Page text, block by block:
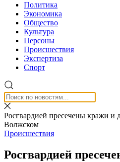
Политика
Экономика
Общество
Культура
Персоны
Происшествия
Экспертиза
Спорт
Росгвардией пресечены кражи и
Волжском
Происшествия
Росгвардией